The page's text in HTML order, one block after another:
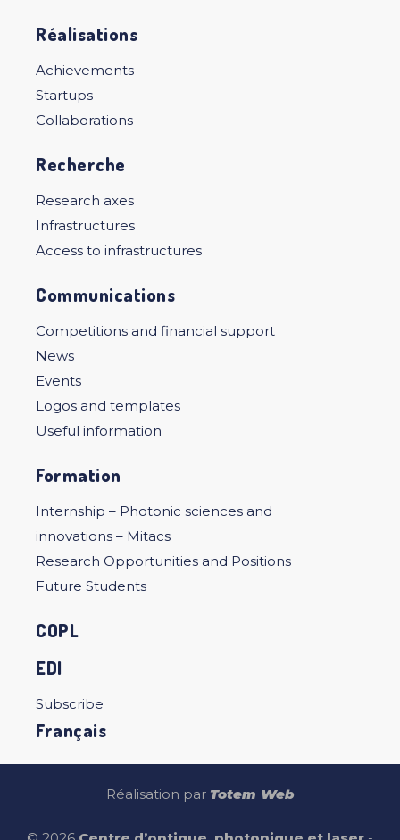
Réalisations
Achievements
Startups
Collaborations
Recherche
Research axes
Infrastructures
Access to infrastructures
Communications
Competitions and financial support
News
Events
Logos and templates
Useful information
Formation
Internship – Photonic sciences and
innovations – Mitacs
Research Opportunities and Positions
Future Students
COPL
EDI
Subscribe
Français
Réalisation par Totem Web